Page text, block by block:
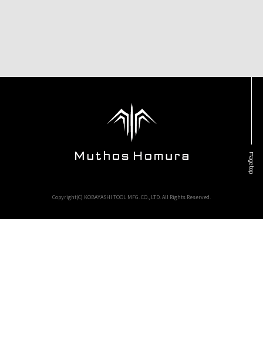
Copyright(C) KOBAYASHI TOOL MFG. CO., LTD. All Rights Reserved.
Page top